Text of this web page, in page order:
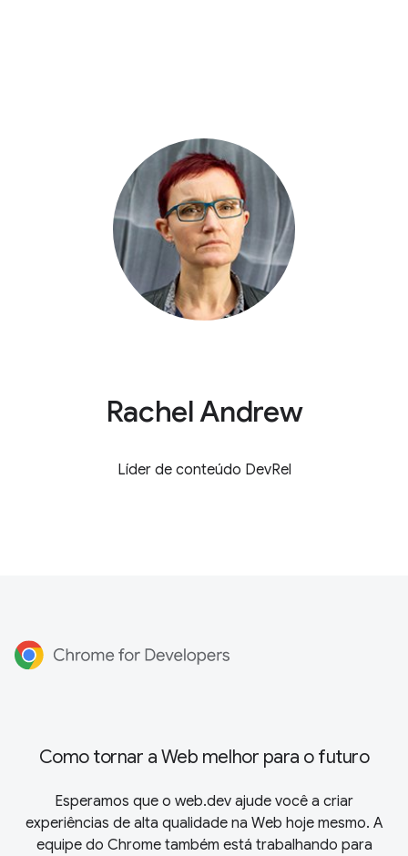
Rachel Andrew
Líder de conteúdo DevRel
Como tornar a Web melhor para o futuro
Esperamos que o web.dev ajude você a criar
experiências de alta qualidade na Web hoje mesmo. A
equipe do Chrome também está trabalhando para